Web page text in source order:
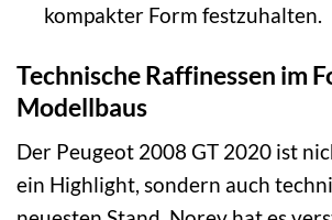
kompakter Form festzuhalten.
Technische Raffinessen im
Modellbaus
Der Peugeot 2008 GT 2020 ist
ein Highlight, sondern auch